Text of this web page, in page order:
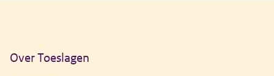
Over Toeslagen